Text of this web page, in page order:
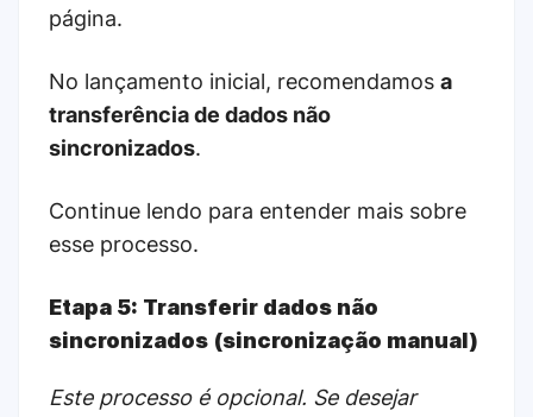
página.
No lançamento inicial, recomendamos a
transferência de dados não
sincronizados.
Continue lendo para entender mais sobre
esse processo.
Etapa 5: Transferir dados não
sincronizados (sincronização manual)
Este processo é opcional. Se desejar